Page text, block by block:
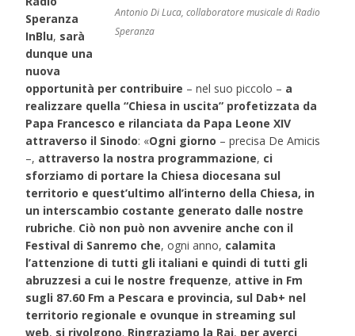
Antonio Di Luca, collaboratore musicale di Radio
Speranza
Speranza
InBlu, sarà
dunque una
nuova
opportunità per contribuire – nel suo piccolo – a
realizzare quella “Chiesa in uscita” profetizzata da
Papa Francesco e rilanciata da Papa Leone XIV
attraverso il Sinodo: «Ogni giorno – precisa De Amicis
–, attraverso la nostra programmazione, ci
sforziamo di portare la Chiesa diocesana sul
territorio e quest’ultimo all’interno della Chiesa, in
un interscambio costante generato dalle nostre
rubriche. Ciò non può non avvenire anche con il
Festival di Sanremo che, ogni anno, calamita
l’attenzione di tutti gli italiani e quindi di tutti gli
abruzzesi a cui le nostre frequenze, attive in Fm
sugli 87.60 Fm a Pescara e provincia, sul Dab+ nel
territorio regionale e ovunque in streaming sul
web, si rivolgono. Ringraziamo la Rai, per averci